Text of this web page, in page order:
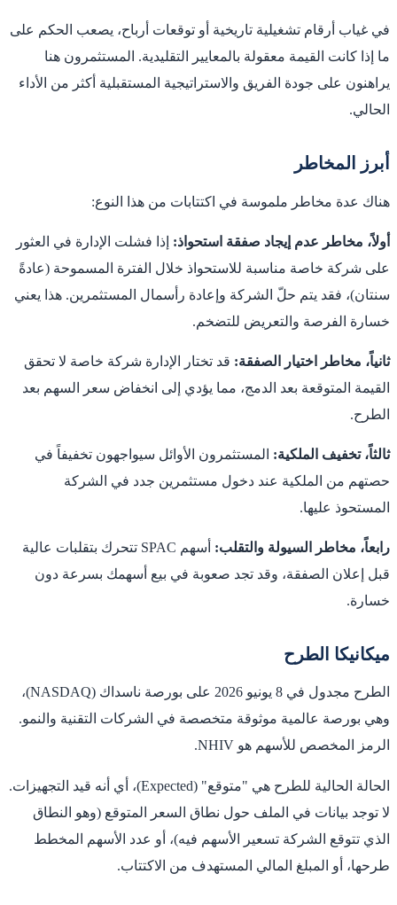
في غياب أرقام تشغيلية تاريخية أو توقعات أرباح، يصعب الحكم على
ما إذا كانت القيمة معقولة بالمعايير التقليدية. المستثمرون هنا
يراهنون على جودة الفريق والاستراتيجية المستقبلية أكثر من الأداء
الحالي.
أبرز المخاطر
هناك عدة مخاطر ملموسة في اكتتابات من هذا النوع:
أولاً، مخاطر عدم إيجاد صفقة استحواذ: إذا فشلت الإدارة في العثور
على شركة خاصة مناسبة للاستحواذ خلال الفترة المسموحة (عادةً
سنتان)، فقد يتم حلّ الشركة وإعادة رأسمال المستثمرين. هذا يعني
خسارة الفرصة والتعريض للتضخم.
ثانياً، مخاطر اختيار الصفقة: قد تختار الإدارة شركة خاصة لا تحقق
القيمة المتوقعة بعد الدمج، مما يؤدي إلى انخفاض سعر السهم بعد
الطرح.
ثالثاً، تخفيف الملكية: المستثمرون الأوائل سيواجهون تخفيفاً في
حصتهم من الملكية عند دخول مستثمرين جدد في الشركة
المستحوذ عليها.
رابعاً، مخاطر السيولة والتقلب:
أسهم SPAC تتحرك بتقلبات عالية
قبل إعلان الصفقة، وقد تجد صعوبة في بيع أسهمك بسرعة دون
خسارة.
ميكانيكا الطرح
الطرح مجدول في 8 يونيو 2026 على بورصة ناسداك (NASDAQ)،
وهي بورصة عالمية موثوقة متخصصة في الشركات التقنية والنمو.
الرمز المخصص للأسهم هو NHIV.
الحالة الحالية للطرح هي "متوقع" (Expected)، أي أنه قيد التجهيزات.
لا توجد بيانات في الملف حول نطاق السعر المتوقع (وهو النطاق
الذي تتوقع الشركة تسعير الأسهم فيه)، أو عدد الأسهم المخطط
طرحها، أو المبلغ المالي المستهدف من الاكتتاب.